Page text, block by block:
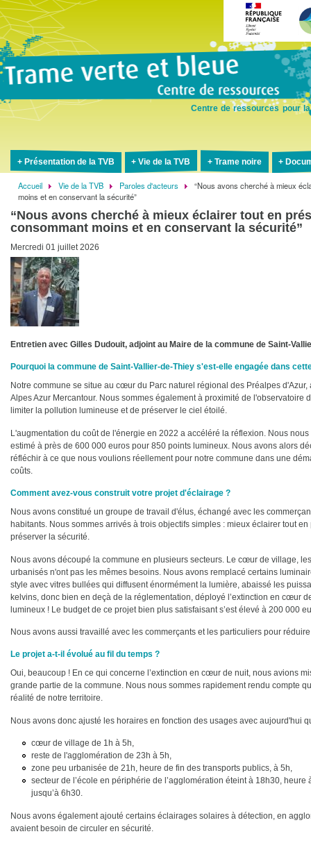
Centre de ressources pour
Présentation de la TVB Vie de la TVB Trame noire
Fil
d'Ariane
Accueil Vie de la TVB Paroles d'acteurs
“Nous avons cherché à mieux
moins et en conservant la sécurité”
“Nous avons cherché à mieux éclairer tout en
consommant moins et en conservant la sécurité”
Mercredi 01 juillet 2026
Entretien avec Gilles Dudouit, adjoint au Maire de la commune de Saint-
Pourquoi la commune de Saint-Vallier-de-Thiey s'est-elle engagée dans
Notre commune se situe au cœur du Parc naturel régional des Préalpes
Alpes Azur Mercantour. Nous sommes également à proximité de l'observatoire
limiter la pollution lumineuse et de préserver le ciel étoilé.
L'augmentation du coût de l'énergie en 2022 a accéléré la réflexion. Nous
estimé à près de 600 000 euros pour 850 points lumineux. Nous avons alors
réfléchir à ce que nous voulions réellement pour notre commune dans une
coûts.
Comment avez-vous construit votre projet d'éclairage ?
Nous avons constitué un groupe de travail d'élus, échangé avec les
habitants. Nous sommes arrivés à trois objectifs simples : mieux éclairer tout
préserver la sécurité.
Nous avons découpé la commune en plusieurs secteurs. Le cœur de village,
urbanisés n'ont pas les mêmes besoins. Nous avons remplacé certains
style avec vitres bullées qui diffusent énormément la lumière, abaissé les
kelvins, donc bien en deçà de la réglementation, déployé l’extinction en cœur
lumineux ! Le budget de ce projet bien plus satisfaisant s’est élevé à 200 000
Nous avons aussi travaillé avec les commerçants et les particuliers pour
Le projet a-t-il évolué au fil du temps ?
Oui, beaucoup ! En ce qui concerne l’extinction en cœur de nuit, nous avions
grande partie de la commune. Nous nous sommes rapidement rendu compte
réalité de notre territoire.
Nous avons donc ajusté les horaires en fonction des usages avec aujourd'hui
cœur de village de 1h à 5h,
reste de l'agglomération de 23h à 5h,
zone peu urbanisée de 21h, heure de fin des transports publics, à 5h,
secteur de l’école en périphérie de l’agglomération éteint à 18h30,
jusqu’à 6h30.
Nous avons également ajouté certains éclairages solaires à détection, en
avaient besoin de circuler en sécurité.